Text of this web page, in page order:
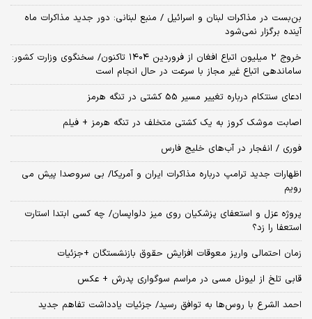
بن‌بست در مذاکرات لبنان و اسرائیل / منبع لبنانی: دور جدید مذاکرات ماه
آینده برگزار نمی‌شود
خروج ۲ میلیون اتباع افغان از فروردین ۱۴۰۴ تاکنون/ سخنگوی وزارت کشور:
ساماندهی اتباع غیر مجاز با سرعت در حال انجام است
ادعای سنتکام درباره تغییر مسیر 55 کشتی در تنگه هرمز
اصابت موشک کروز به یک کشتی متخلف در تنگه هرمز + فیلم
فوری / انفجار در آب‌های خلیج فارس
اظهارات جدید ترامپ درباره مذاکرات ایران و آمریکا/ بی سروصدا پیش می
رویم
پروژه عزل و استعفای پزشکیان روی میز دلواپسان/ چه کسی ابتدا استارت
استعفا را زد؟
زمان احتمالی واریز معوقات افزایش حقوق بازنشستگان +جزئیات
قابی تلخ از لیونل مسی در مراسم سوگواری پدرش + عکس
احمد الشرع با روس‌ها به توافق رسید/ جزئیات یادداشت تفاهم جدید